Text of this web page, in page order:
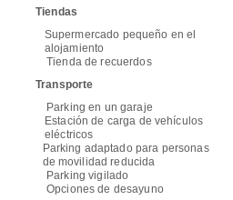
Tiendas
Supermercado pequeño en el
alojamiento
Tienda de recuerdos
Transporte
Parking en un garaje
Estación de carga de vehículos
eléctricos
Parking adaptado para personas
de movilidad reducida
Parking vigilado
Opciones de desayuno